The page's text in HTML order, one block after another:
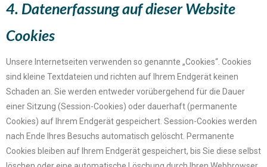
4. Datenerfassung auf dieser Website
Cookies
Unsere Internetseiten verwenden so genannte „Cookies“. Cookies
sind kleine Textdateien und richten auf Ihrem Endgerät keinen
Schaden an. Sie werden entweder vorübergehend für die Dauer
einer Sitzung (Session-Cookies) oder dauerhaft (permanente
Cookies) auf Ihrem Endgerät gespeichert. Session-Cookies werden
nach Ende Ihres Besuchs automatisch gelöscht. Permanente
Cookies bleiben auf Ihrem Endgerät gespeichert, bis Sie diese selbst